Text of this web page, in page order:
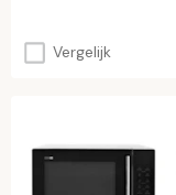
Vergelijk